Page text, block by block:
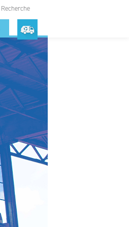
Recherche